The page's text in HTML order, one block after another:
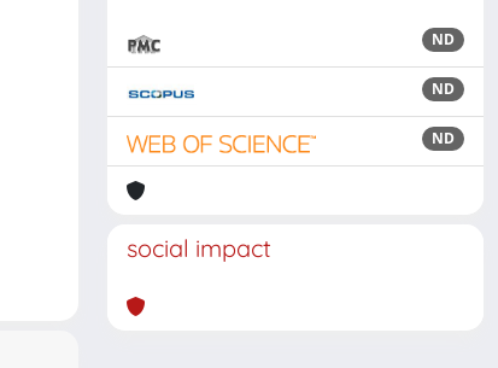
ND
ND
ND
social impact